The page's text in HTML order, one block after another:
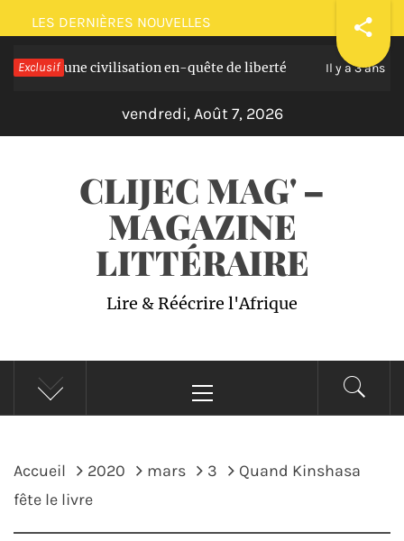
Passer
au
contenu
LES DERNIÈRES NOUVELLES
Exclusif
une civilisation en-quête de liberté Il y a 3 ans
vendredi, Août 7, 2026
CLIJEC MAG' –
MAGAZINE
LITTÉRAIRE
Lire & Réécrire l'Afrique
principal
Accueil 2020 mars 3
Quand Kinshasa
fête le livre